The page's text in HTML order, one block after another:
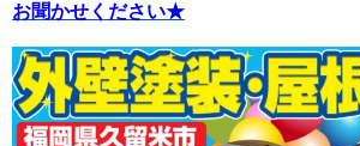
お聞かせください★